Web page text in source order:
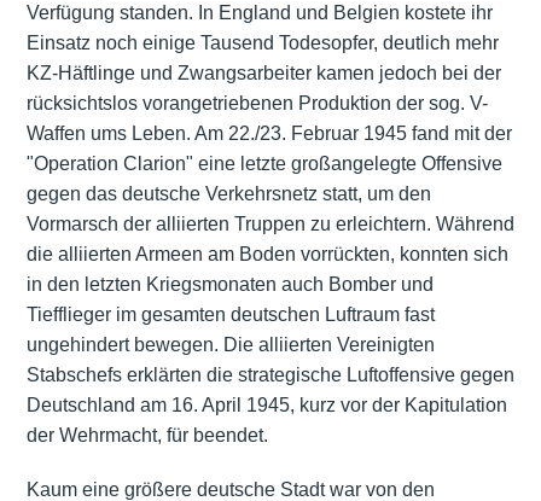
Verfügung standen. In England und Belgien kostete ihr
Einsatz noch einige Tausend Todesopfer, deutlich mehr
KZ-Häftlinge und Zwangsarbeiter kamen jedoch bei der
rücksichtslos vorangetriebenen Produktion der sog. V-
Waffen ums Leben. Am 22./23. Februar 1945 fand mit der
"Operation Clarion" eine letzte großangelegte Offensive
gegen das deutsche Verkehrsnetz statt, um den
Vormarsch der alliierten Truppen zu erleichtern. Während
die alliierten Armeen am Boden vorrückten, konnten sich
in den letzten Kriegsmonaten auch Bomber und
Tiefflieger im gesamten deutschen Luftraum fast
ungehindert bewegen. Die alliierten Vereinigten
Stabschefs erklärten die strategische Luftoffensive gegen
Deutschland am 16. April 1945, kurz vor der Kapitulation
der Wehrmacht, für beendet.
Kaum eine größere deutsche Stadt war von den